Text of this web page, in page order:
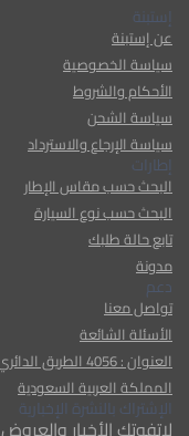
إستبنة
عن إستبنة
سياسة الخصوصية
الأحكام والشروط
سياسة الشحن
سياسة الإرجاع والاسترداد
إطارات
البحث حسب مقاس الإطار
البحث حسب نوع السيارة
تابع حالة طلبك
مدونة
دعم
تواصل معنا
الأسئلة الشائعة
المملكة العربية السعودية
الإشتراك بالنشرة الإخبارية
لاتفوتك الأخبار والعروض